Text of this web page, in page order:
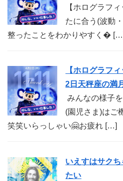
【ホログラフ
たに合う(波動
整ったことをわかりやすく�
【ホログラフ
2日天秤座の満
みんなの様子
(園児さま)はご
笑笑いらっしゃい🤗お疲れ […]
いえすはサク
たい